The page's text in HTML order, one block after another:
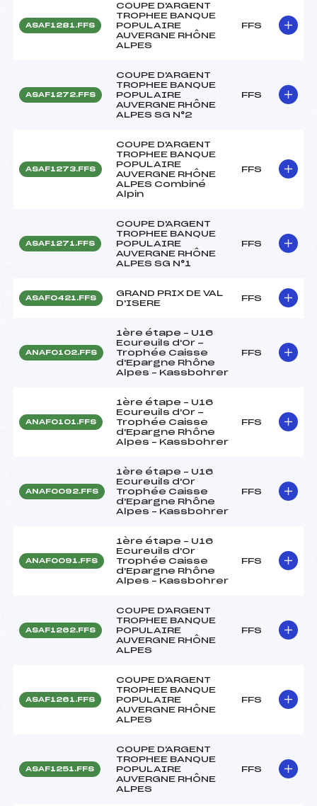
ASAF1281.FFS
COUPE D'ARGENT
TROPHEE BANQUE
POPULAIRE
AUVERGNE RHÔNE
ALPES
FFS
ASAF1272.FFS
COUPE D'ARGENT
TROPHEE BANQUE
POPULAIRE
AUVERGNE RHÔNE
ALPES SG N°2
FFS
ASAF1273.FFS
COUPE D'ARGENT
TROPHEE BANQUE
POPULAIRE
AUVERGNE RHÔNE
ALPES Combiné
Alpin
FFS
ASAF1271.FFS
COUPE D'ARGENT
TROPHEE BANQUE
POPULAIRE
AUVERGNE RHÔNE
ALPES SG N°1
FFS
ASAF0421.FFS
GRAND PRIX DE VAL
D'ISERE
FFS
ANAF0102.FFS
1ère étape – U16
Ecureuils d'Or -
Trophée Caisse
d'Epargne Rhône
Alpes – Kassbohrer
FFS
ANAF0101.FFS
1ère étape – U16
Ecureuils d'Or -
Trophée Caisse
d'Epargne Rhône
Alpes – Kassbohrer
FFS
ANAF0092.FFS
1ère étape – U16
Ecureuils d'Or
Trophée Caisse
d'Epargne Rhône
Alpes – Kassbohrer
FFS
ANAF0091.FFS
1ère étape – U16
Ecureuils d'Or
Trophée Caisse
d'Epargne Rhône
Alpes – Kassbohrer
FFS
ASAF1262.FFS
COUPE D'ARGENT
TROPHEE BANQUE
POPULAIRE
AUVERGNE RHÔNE
ALPES
FFS
ASAF1261.FFS
COUPE D'ARGENT
TROPHEE BANQUE
POPULAIRE
AUVERGNE RHÔNE
ALPES
FFS
ASAF1251.FFS
COUPE D'ARGENT
TROPHEE BANQUE
POPULAIRE
AUVERGNE RHÔNE
ALPES
FFS